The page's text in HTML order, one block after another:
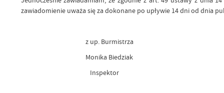
zawiadomienie uważa się za dokonane po upływie 14 dni od dnia
z up. Burmistrza
Monika Biedziak
Inspektor